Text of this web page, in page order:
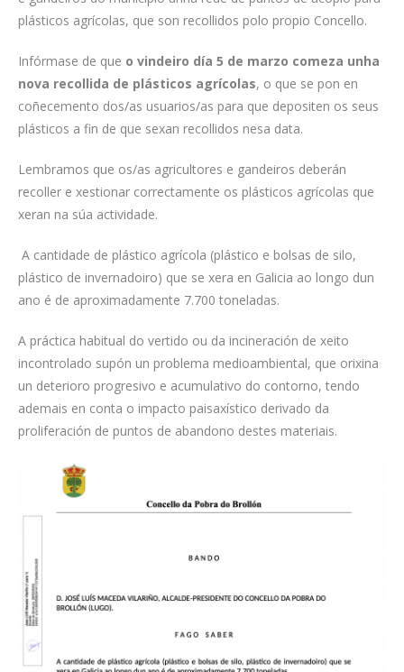
plásticos agrícolas, que son recollidos polo propio Concello.
Infórmase de que o vindeiro día 5 de marzo comeza unha
nova recollida de plásticos agrícolas, o que se pon en
coñecemento dos/as usuarios/as para que depositen os seus
plásticos a fin de que sexan recollidos nesa data.
Lembramos que os/as agricultores e gandeiros deberán
recoller e xestionar correctamente os plásticos agrícolas que
xeran na súa actividade.
A cantidade de plástico agrícola (plástico e bolsas de silo,
plástico de invernadoiro) que se xera en Galicia ao longo dun
ano é de aproximadamente 7.700 toneladas.
A práctica habitual do vertido ou da incineración de xeito
incontrolado supón un problema medioambiental, que orixina
un deterioro progresivo e acumulativo do contorno, tendo
ademais en conta o impacto paisaxístico derivado da
proliferación de puntos de abandono destes materiais.